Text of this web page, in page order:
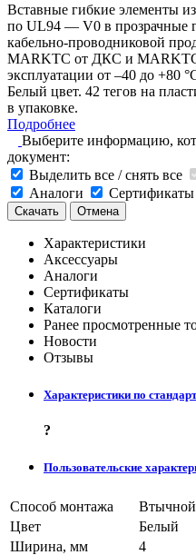
Вставные гибкие элементы
по UL94 — V0 в прозрачные
кабельно-проводниковой
MARKTC от ДКС и
эксплуатации от –40 до +80
Белый цвет. 42 тегов на
в упаковке.
Подробнее
Выберите информацию,
документ:
Выделить все / снять все
Аналоги
Сертификаты
Скачать Отмена
Характеристики
Аксессуары
Аналоги
Сертификаты
Каталоги
Ранее просмотренные
Новости
Отзывы
Характеристики по
?
Пользовательские
Способ монтажа
Цвет
Белый
Ширина, мм
4